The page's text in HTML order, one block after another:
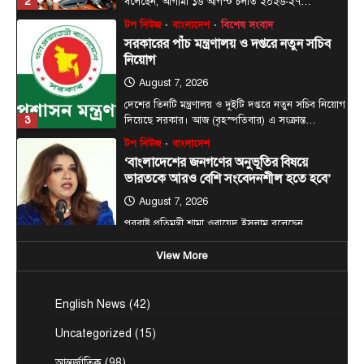
3 দিয়েছে সরকার। আজ (বৃহস্পতিবার) এ সংক্রান্ত…
4
টপ নিউজ বাংলাদেশ
‘বাংলাদেশের জনগণের অনুভূতির বিষয়ে
ভারতকে আরও বেশি সংবেদনশীল হতে হবে’
August 7, 2026
পররাষ্ট্র প্রতিমন্ত্রী শামা ওবায়েদ ইসলাম বলেছেন,
বাংলাদেশের জনগণের অনুভূতি ও সংবেদনশীলতার বিষয়ে
ভারতকে আরও বেশি…
5
টপ নিউজ বাংলাদেশ
রাজধানীর চারপাশের নদীদূষণ রোধে
কর্মপরিকল্পনার নির্দেশ প্রধানমন্ত্রীর
August 6, 2026
রাজধানী ঢাকার চারপাশের নদীদূষণ রোধে কর্মপরিকল্পনা
তৈরির নির্দেশনা দিয়েছেন প্রধানমন্ত্রী তারেক রহমান। আজ
বৃহস্পতিবার (৬…
সৌদি, তুরস্ক ও পাকিস্তানের মধ্যে প্রতিরক্ষা চুক্তি
সই হচ্ছে আজ
View More
English News (42)
Uncategorized (15)